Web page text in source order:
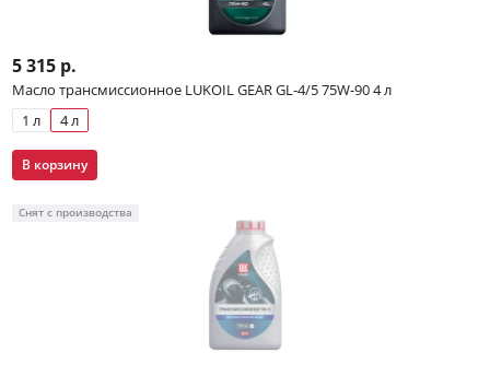
5 315 р.
Масло трансмиссионное LUKOIL GEAR GL-4/5 75W-90 4 л
1 л
4 л
В корзину
Снят с производства